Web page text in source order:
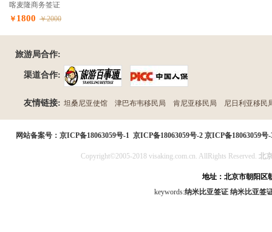
喀麦隆商务签证
￥ 1800 ￥2000
旅游局合作:
渠道合作:
友情链接: 坦桑尼亚使馆 津巴布韦移民局 肯尼亚移民局 尼日利亚移民
网站备案号： 京ICP备18063059号-1 京ICP备18063059号-2 京ICP备18063059号-
Copyright©2005-2018 visaking.com.cn. AllRights Reserved. 北
地址：北京市朝阳区
keywords:纳米比亚签证 纳米比亚签